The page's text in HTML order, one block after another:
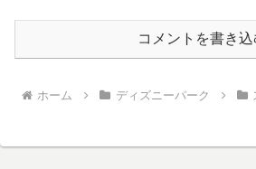
コメントを書き込
ホーム ディズニーパーク